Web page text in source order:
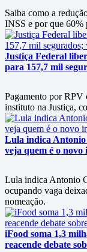
Saiba como a
INSS e por que 60%
Justiça Federal
para 157,7 mil
Pagamento por RPV
instituto na Justiça,
Lula indica
veja quem é o novo
Lula indica Antonio
ocupando vaga
nomeação.
iFood soma 1,3
reacende debate